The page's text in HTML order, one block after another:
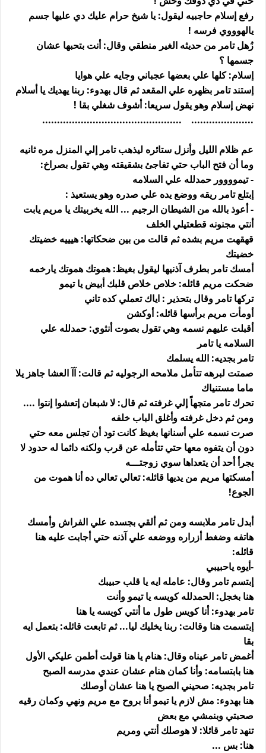
رفع إسلام حاجبيه ليقول: يا شيخ حرام عليك دي عليها جسم
يالهوووي فرسه !
زُهل تامر من حديثه الغير منطقي وقال: أنت بتحبها عشان
جسمها ؟
إسلام: كلها علي بعضها عجباني وجايه علي هوايا
إستند تامر بظهره علي المقعد ثم قال بهدوء: ربنا يهديك يا أسلام
نهض إسلام وهو يقول سريعا: أشوف شغلي بقا !
..................... ...............................................
عم ظلام الليل وأنزل ستائره ليذهب تامر إلي المنزل مره ثانيه
وما أن فتح الباب حتي تفاجئ بشقيقته وهي تقول بصراخ:
- تيموووور حمدلله علي السلامه
إبتلع تامر ريقه ووضع يده علي صدره وهو يستعيذ :
- أعوذ بالله من الشيطان الرجيم ... الله يخربيتك يا مريم يابت
أنتي مجنونه قطعتيلي الخلف
قهقهت مريم بشده ثم قالت من بين ضحكاتها: هيييه خضيتك
خضيتك
أمسك تامر بطرف آذنيها ليقول بغيظ: هموتك هموتك يارخمه
ضحكت مريم قائله: خلاص خلاص قلبك أبيض يا تيمو
تركها تامر وقال بتحذير : اياك تعملي كده تاني
أومأت مريم برأسها قائله: أوكشن
أقبلت عليهم نسمه وهي تقول بصوت أنثوي: حمدلله علي
السلامه يا تامر
تامر بجديه: الله يسلمك
صمتت لبرهه تتأمل ملامحه الرجوليه ثم قالت: آآ العشا جاهز يلا
ماما مستنياك
تحرك تامر متجهاً إلي غرفته ثم قال: لا شبعان إتعشوا إنتوا ....
ومن ثم دخل غرفته وأغلق الباب خلفه
صرت نسمه علي أسنانها بغيظ كانت تود أن تجلس معه حتي
دون أن يتفوه معها حتي تتأمله عن قرب ولكنه دائما له حدود لا
يجرأ أحد أن يتعداها سوي زوجتـــه
أمسكتها مريم من يديها قائله: تعالي تعالي ده أنا هموت من
الجوع!
أبدل تامر ملابسه ومن ثم ألقي بجسده علي الفراش وأمسك
هاتفه وضغط أزراره ووضعه علي آذنه حتي أجابت عليه هنا
قائله:
-أيوه ياحبيبي
إبتسم تامر وقال: عامله ايه يا قلب حبيبك
هنا بخجل: الحمدلله كويسه يا تيمو وأنت
تامر بهدوء: أنا كويس طول ما أنتي كويسه يا هنا
إبتسمت هنا وقالت: ربنا يخليك ليا... ثم تابعت قائله: بتعمل ايه
بقا
أغمض تامر عيناه وقال: هنام يا هنا قولت أطمن عليكي الأول
هنا بابتسامه: وأنا كمان هنام عشان عندي مدرسه الصبح
تامر بجديه: صحيني الصبح يا هنا عشان أوصلك
هنا بهدوء: مش لازم يا تيمو أنا بروح مع مريم ونهي وكمان رقيه
صحبتي وبنمشي مع بعض
تنهد تامر قائلا: لا هوصلك أنتي ومريم
هنا: بس ...